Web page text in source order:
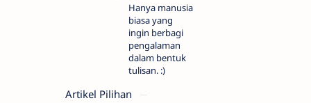
Hanya manusia
biasa yang
ingin berbagi
pengalaman
dalam bentuk
tulisan. :)
Artikel Pilihan